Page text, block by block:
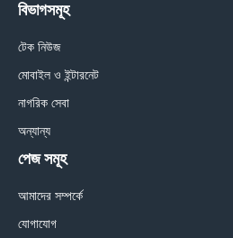
বিভাগসমূহ
টেক নিউজ
মোবাইল ও ইন্টারনেট
নাগরিক সেবা
অন্যান্য
পেজ সমূহ
আমাদের সম্পর্কে
যোগাযোগ